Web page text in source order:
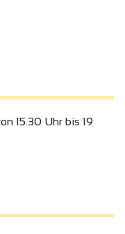
15.30 Uhr bis 19